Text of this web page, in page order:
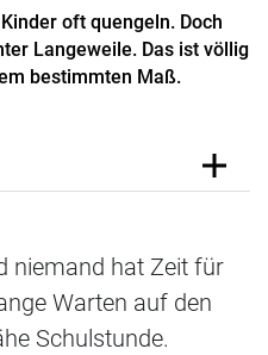
oft quengeln. Doch
Langeweile. Das ist völlig
bestimmten Maß.
niemand hat Zeit für
Warten auf den
Schulstunde.